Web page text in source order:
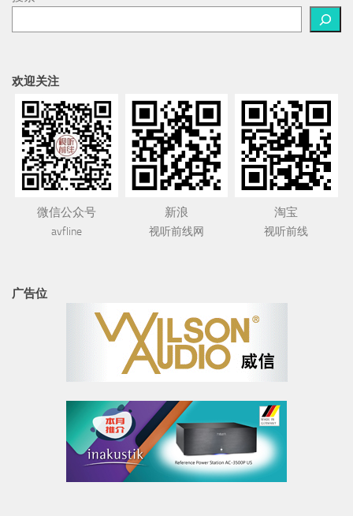
欢迎关注
微信公众号
avfline
新浪
视听前线网
淘宝
视听前线
广告位